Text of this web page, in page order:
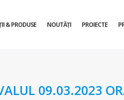
& PRODUSE NOUTĂȚI PROIECTE
09.03.2023